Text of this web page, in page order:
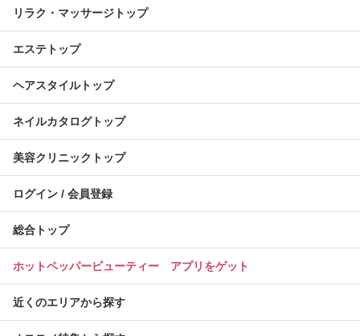
リラク・マッサージトップ
エステトップ
ヘアスタイルトップ
ネイルカタログトップ
美容クリニックトップ
ログイン / 会員登録
総合トップ
ホットペッパービューティー アプリをゲット
近くのエリアから探す